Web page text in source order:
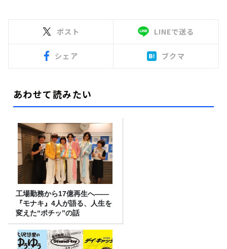
ポスト LINEで送る
シェア ブクマ
あわせて読みたい
工場勤務から17億再生へ——
『モナキ』4人が語る、人生を
変えた“ポチッ”の話